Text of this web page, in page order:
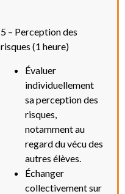
5 – Perception des
risques (1 heure)
Évaluer
individuellement
sa perception des
risques,
notamment au
regard du vécu des
autres élèves.
Échanger
collectivement sur